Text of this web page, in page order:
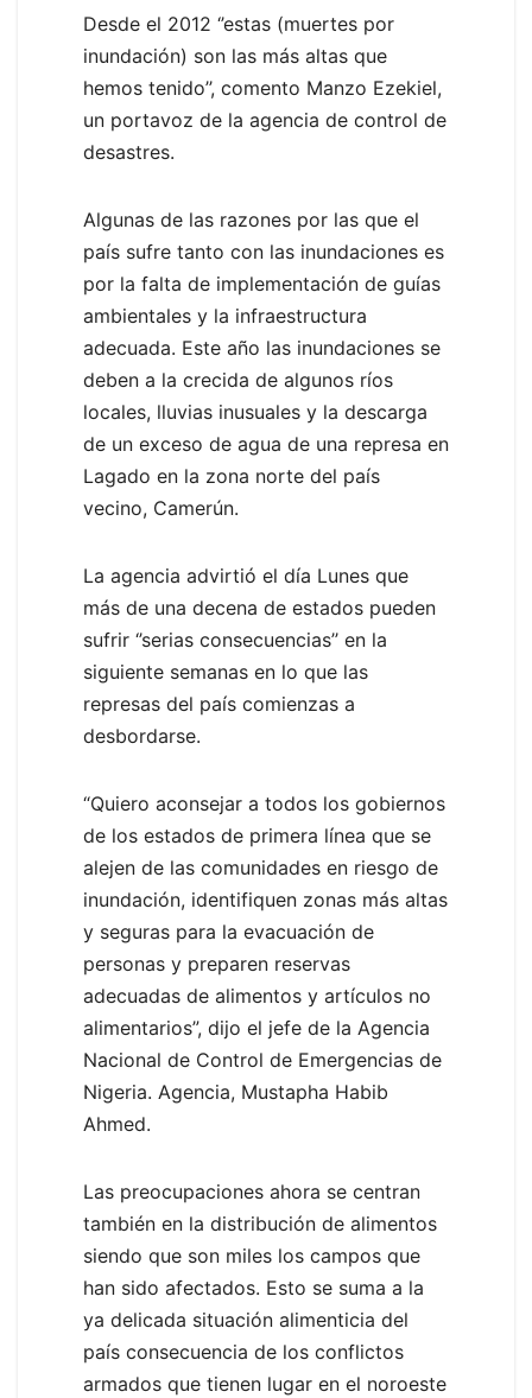
Desde el 2012 ‘’estas (muertes por
inundación) son las más altas que
hemos tenido’’, comento Manzo Ezekiel,
un portavoz de la agencia de control de
desastres.
Algunas de las razones por las que el
país sufre tanto con las inundaciones es
por la falta de implementación de guías
ambientales y la infraestructura
adecuada. Este año las inundaciones se
deben a la crecida de algunos ríos
locales, lluvias inusuales y la descarga
de un exceso de agua de una represa en
Lagado en la zona norte del país
vecino, Camerún.
La agencia advirtió el día Lunes que
más de una decena de estados pueden
sufrir ‘’serias consecuencias’’ en la
siguiente semanas en lo que las
represas del país comienzas a
desbordarse.
“Quiero aconsejar a todos los gobiernos
de los estados de primera línea que se
alejen de las comunidades en riesgo de
inundación, identifiquen zonas más altas
y seguras para la evacuación de
personas y preparen reservas
adecuadas de alimentos y artículos no
alimentarios”, dijo el jefe de la Agencia
Nacional de Control de Emergencias de
Nigeria. Agencia, Mustapha Habib
Ahmed.
Las preocupaciones ahora se centran
también en la distribución de alimentos
siendo que son miles los campos que
han sido afectados. Esto se suma a la
ya delicada situación alimenticia del
país consecuencia de los conflictos
armados que tienen lugar en el noroeste